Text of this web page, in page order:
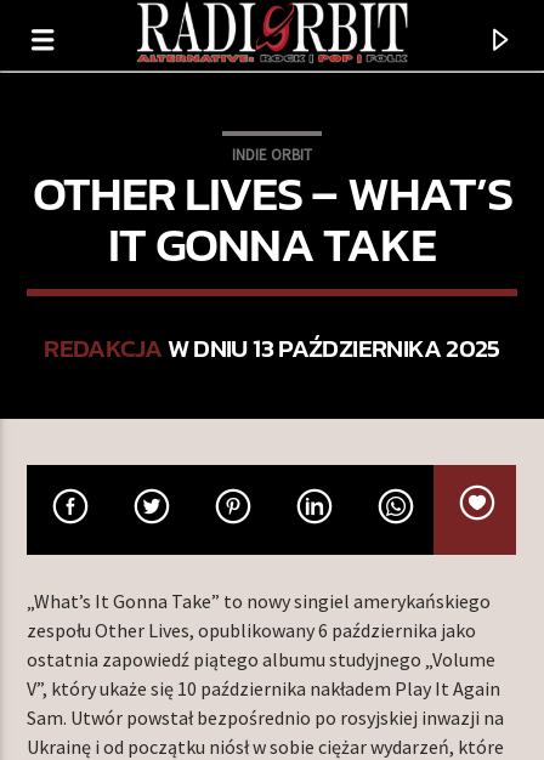
BIRDS
COLDPLAY
TERAZ W RAMÓWCE
LIGHT ORBIT
06:00 12:00
INDIE ORBIT
OTHER LIVES – WHAT’S
IT GONNA TAKE
REDAKCJAW DNIU 13 PAŹDZIERNIKA 2025
„What’s It Gonna Take” to nowy singiel amerykańskiego
zespołu Other Lives, opublikowany 6 października jako
ostatnia zapowiedź piątego albumu studyjnego „Volume
V”, który ukaże się 10 października nakładem Play It Again
Sam. Utwór powstał bezpośrednio po rosyjskiej inwazji na
Ukrainę i od początku niósł w sobie ciężar wydarzeń, które